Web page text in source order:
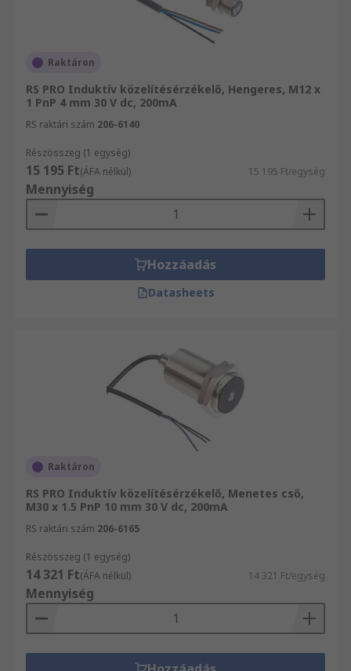
Raktáron
RS PRO Induktív közelítésérzékelő, Hengeres, M12 x
1 PnP 4 mm 30 V dc, 200mA
RS raktári szám 206-6140
Részösszeg (1 egység)
15 195 Ft(ÁFA nélkül) 15 195 Ft/egység
Mennyiség
Hozzáadás
Datasheets
Raktáron
RS PRO Induktív közelítésérzékelő, Menetes cső,
M30 x 1.5 PnP 10 mm 30 V dc, 200mA
RS raktári szám 206-6165
Részösszeg (1 egység)
14 321 Ft(ÁFA nélkül) 14 321 Ft/egység
Mennyiség